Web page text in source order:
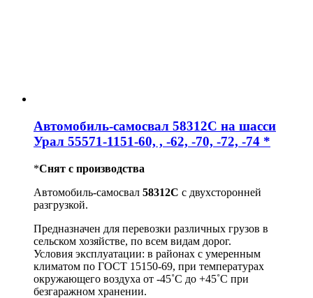
Автомобиль-самосвал 58312C на шасси
Урал 55571-1151-60, , -62, -70, -72, -74 *
*Снят с производства
Автомобиль-самосвал 58312C с двухсторонней
разгрузкой.
Предназначен для перевозки различных грузов в
сельском хозяйстве, по всем видам дорог.
Условия эксплуатации: в районах с умеренным
климатом по ГОСТ 15150-69, при температурах
окружающего воздуха от -45˚С до +45˚С при
безгаражном хранении.